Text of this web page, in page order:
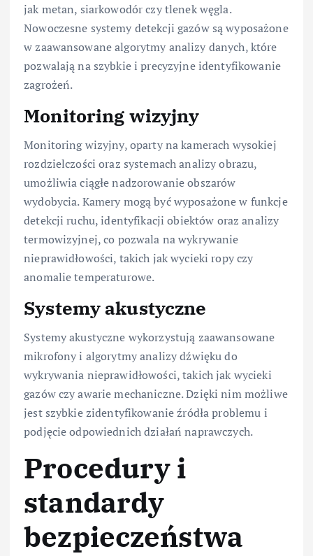
jak metan, siarkowodór czy tlenek węgla.
Nowoczesne systemy detekcji gazów są wyposażone
w zaawansowane algorytmy analizy danych, które
pozwalają na szybkie i precyzyjne identyfikowanie
zagrożeń.
Monitoring wizyjny
Monitoring wizyjny, oparty na kamerach wysokiej
rozdzielczości oraz systemach analizy obrazu,
umożliwia ciągłe nadzorowanie obszarów
wydobycia. Kamery mogą być wyposażone w funkcje
detekcji ruchu, identyfikacji obiektów oraz analizy
termowizyjnej, co pozwala na wykrywanie
nieprawidłowości, takich jak wycieki ropy czy
anomalie temperaturowe.
Systemy akustyczne
Systemy akustyczne wykorzystują zaawansowane
mikrofony i algorytmy analizy dźwięku do
wykrywania nieprawidłowości, takich jak wycieki
gazów czy awarie mechaniczne. Dzięki nim możliwe
jest szybkie zidentyfikowanie źródła problemu i
podjęcie odpowiednich działań naprawczych.
Procedury i
standardy
bezpieczeństwa